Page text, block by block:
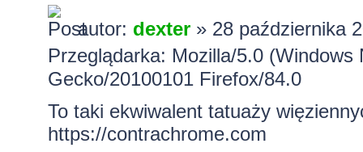
autor: dexter» 28 października
Przeglądarka: Mozilla/5.0
Gecko/20100101 Firefox/84.0
To taki ekwiwalent tatuaży
https://contrachrome.com